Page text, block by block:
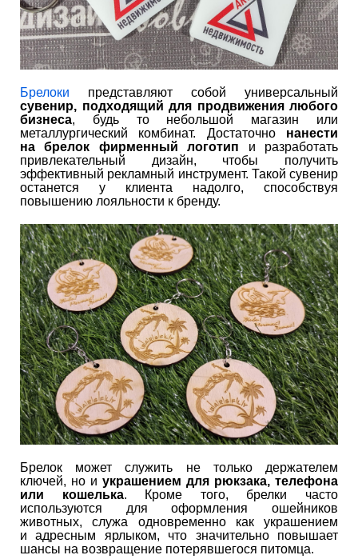
Брелоки представляют собой универсальный
сувенир, подходящий для продвижения любого
бизнеса, будь то небольшой магазин или
металлургический комбинат. Достаточно нанести
на брелок фирменный логотип и разработать
привлекательный дизайн, чтобы получить
эффективный рекламный инструмент. Такой сувенир
останется у клиента надолго, способствуя
повышению лояльности к бренду.
Брелок может служить не только держателем
ключей, но и украшением для рюкзака, телефона
или кошелька. Кроме того, брелки часто
используются для оформления ошейников
животных, служа одновременно как украшением
и адресным ярлыком, что значительно повышает
шансы на возвращение потерявшегося питомца.